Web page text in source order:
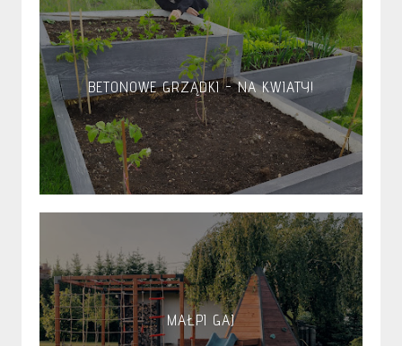
BETONOWE GRZĄDKI - NA KWIATY!
MAŁPI GAJ